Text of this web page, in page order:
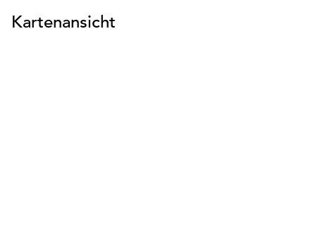
Kartenansicht